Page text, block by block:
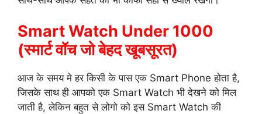
Smart Watch Under 1000
(स्मार्ट वॉच जो बेहद खूबसूरत)
आज के समय मे हर किसी के पास एक Smart Phone होता है,
जिसके साथ ही आपको एक Smart Watch भी देखने को मिल
जाती है, लेकिन बहुत से लोगो को इस Smart Watch की